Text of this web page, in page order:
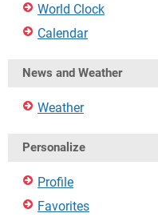
World Clock
Calendar
News and Weather
Weather
Personalize
Profile
Favorites